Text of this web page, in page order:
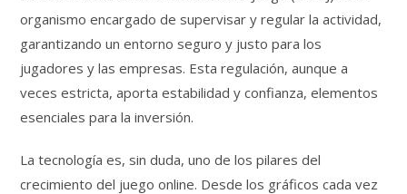
organismo encargado de supervisar y regular la actividad,
garantizando un entorno seguro y justo para los
jugadores y las empresas. Esta regulación, aunque a
veces estricta, aporta estabilidad y confianza, elementos
esenciales para la inversión.
La tecnología es, sin duda, uno de los pilares del
crecimiento del juego online. Desde los gráficos cada vez